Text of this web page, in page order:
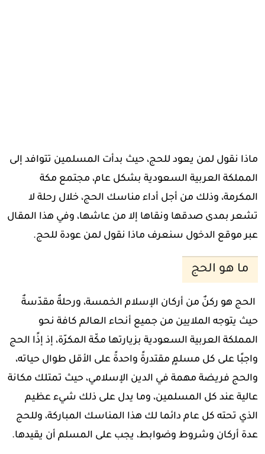
ماذا نقول لمن يعود للحج، حيث بدأت المسلمين تتوافد إلى
المملكة العربية السعودية بشكل عام، مجتمع مكة
المكرمة، وذلك من أجل أداء مناسك الحج، خلال رحلة لا
تشعر بمدى صدقها ونقاها إلا من عاشها، وفي هذا المقال
عبر موقع الدخول سنعرف ماذا نقول لمن عودة للحج.
ما هو الحج
الحج هو ركنٌ من أركان الإسلام الخمسة، ورحلةٌ مقدّسةٌ
حيث يتوجه الملايين من جميع أنحاء العالم كافة نحو
المملكة العربية السعودية بزيارتها مكّة المكرّة، إذ إذًا الحج
واجبًا على كل مسلمٍ مقتدرةً واحدةً على الأقل طوال حياته،
والحج فريضة مهمة في الدين الإسلامي، حيث تمتلك مكانة
عالية عند كل المسلمين، وما يدل على ذلك شيء عظيم
الذي تحته كل عام دائما لك هذا المناسك المباركة، وللحج
عدة أركان وشروط وضوابط، يجب على المسلم أن يقيدها.